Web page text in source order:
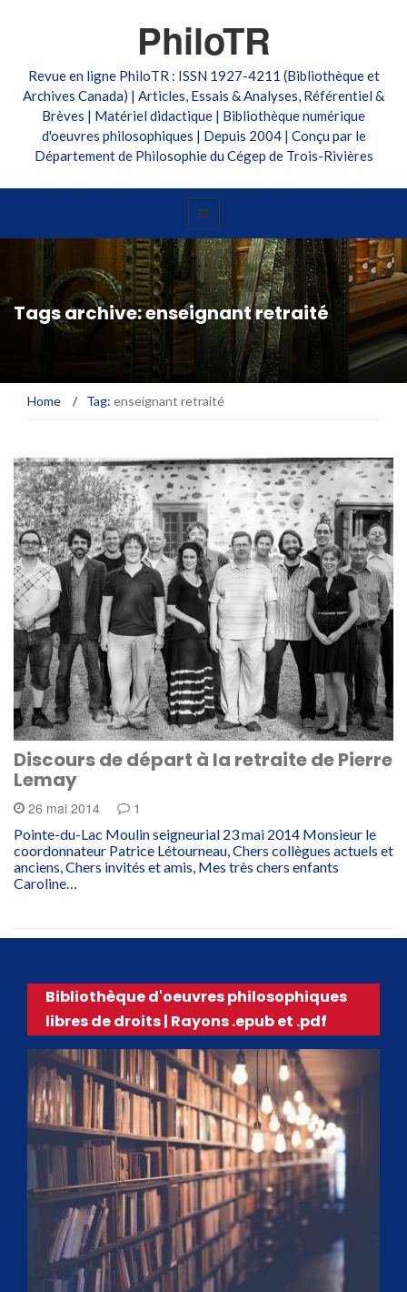
PhiloTR
Revue en ligne PhiloTR : ISSN 1927-4211 (Bibliothèque et
Archives Canada) | Articles, Essais & Analyses, Référentiel &
Brèves | Matériel didactique | Bibliothèque numérique
d'oeuvres philosophiques | Depuis 2004 | Conçu par le
Département de Philosophie du Cégep de Trois-Rivières
Tags archive: enseignant retraité
Home / Tag: enseignant retraité
Discours de départ à la retraite de Pierre
Lemay
26 mai 2014 1
Pointe-du-Lac Moulin seigneurial 23 mai 2014 Monsieur le
coordonnateur Patrice Létourneau, Chers collègues actuels et
anciens, Chers invités et amis, Mes très chers enfants
Caroline…
Bibliothèque d'oeuvres philosophiques
libres de droits | Rayons .epub et .pdf